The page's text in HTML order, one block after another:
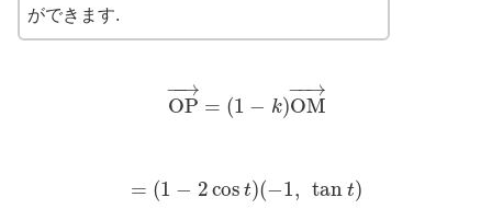
ができます.
−
− →
OP = (1 − k)
−
−→
OM
P→ →
= (1 − 2cos t)(−1, tan t)
=( 2 t)( − 1, tan